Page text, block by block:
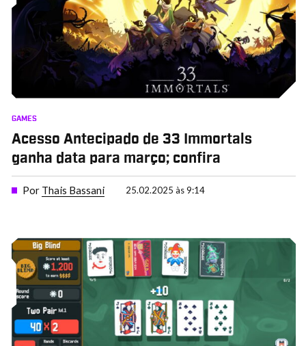
GAMES
Acesso Antecipado de 33 Immortals
ganha data para março; confira
Por Thais Bassani 25.02.2025 às 9:14